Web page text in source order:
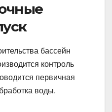
бассейн
контроль
первичная
воды.